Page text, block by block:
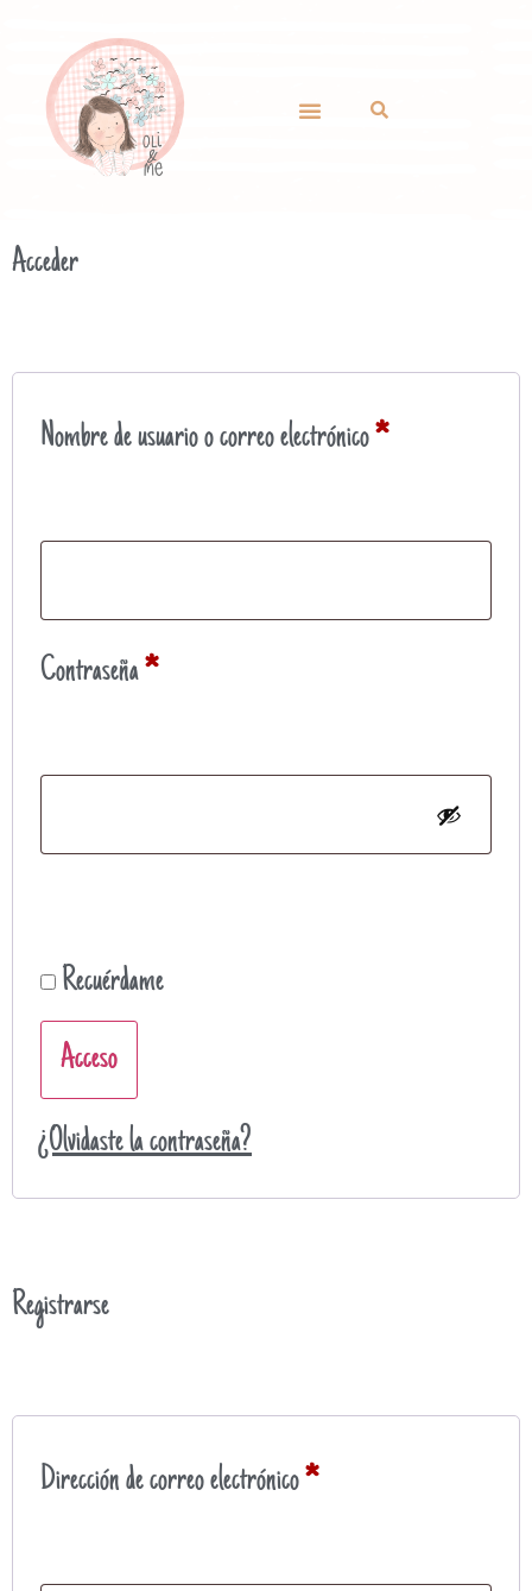
Acceder
Nombre de usuario o correo electrónico*
Contraseña*
Recuérdame
Acceso
¿Olvidaste la contraseña?
Registrarse
Dirección de correo electrónico*